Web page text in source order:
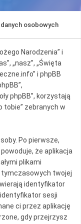
osobowych
Narodzenia” i
„nasz”, „Święta
i phpBB
phpBB”, korzystają
tobie” zebranych w
Po pierwsze,
że aplikacja
plikami
tymczasowych twojej
identyfikator
sesji
ci przez aplikację
gdy przejrzysz